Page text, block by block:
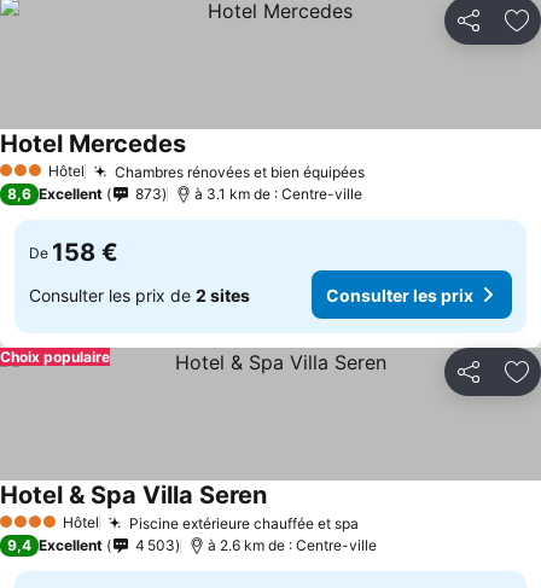
Partager
3 ÉtoilesHôtel Chambres rénovées et bien équipées
Hotel Mercedes
8,6 Excellent 873 à 3.1 km de : Centre-ville
De 158 €
Consulter les prix de 2 sites Consulter les prix
Partager
Choix populaire
4 Étoiles Hôtel Piscine extérieure chauffée et spa
Hotel & Spa Villa Seren
9,4 Excellent 4 503 à 2.6 km de : Centre-ville